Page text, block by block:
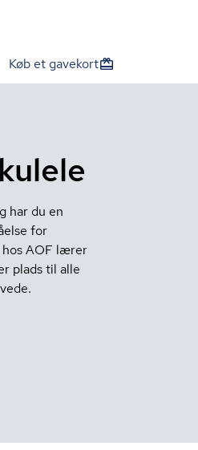
Køb et gavekort
har du en
for
hos AOF lærer
plads til alle